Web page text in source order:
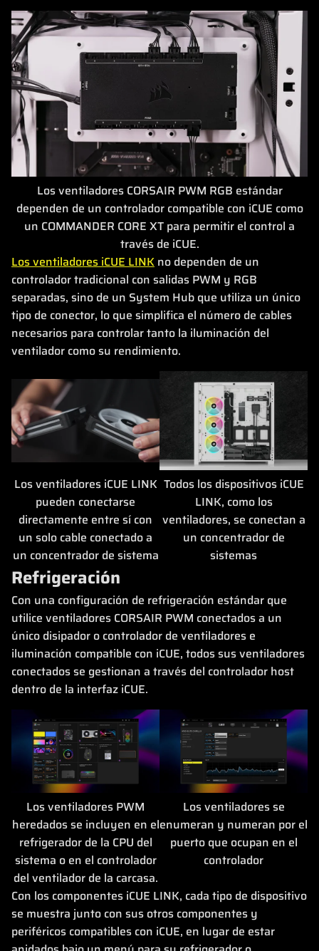
Los ventiladores CORSAIR PWM RGB estándar
dependen de un controlador compatible con iCUE como
un COMMANDER CORE XT para permitir el control a
través de iCUE.
Los ventiladores iCUE LINK no dependen de un
controlador tradicional con salidas PWM y RGB
separadas, sino de un System Hub que utiliza un único
tipo de conector, lo que simplifica el número de cables
necesarios para controlar tanto la iluminación del
ventilador como su rendimiento.
Los ventiladores iCUE LINK
pueden conectarse
directamente entre sí con
un solo cable conectado a
un concentrador de sistema
Todos los dispositivos iCUE
LINK, como los
ventiladores, se conectan a
un concentrador de
sistemas
Refrigeración
Con una configuración de refrigeración estándar que
utilice ventiladores CORSAIR PWM conectados a un
único disipador o controlador de ventiladores e
iluminación compatible con iCUE, todos sus ventiladores
conectados se gestionan a través del controlador host
dentro de la interfaz iCUE.
Los ventiladores PWM
heredados se incluyen en el
refrigerador de la CPU del
sistema o en el controlador
del ventilador de la carcasa.
Los ventiladores se
enumeran y numeran por el
puerto que ocupan en el
controlador
Con los componentes iCUE LINK, cada tipo de dispositivo
se muestra junto con sus otros componentes y
periféricos compatibles con iCUE, en lugar de estar